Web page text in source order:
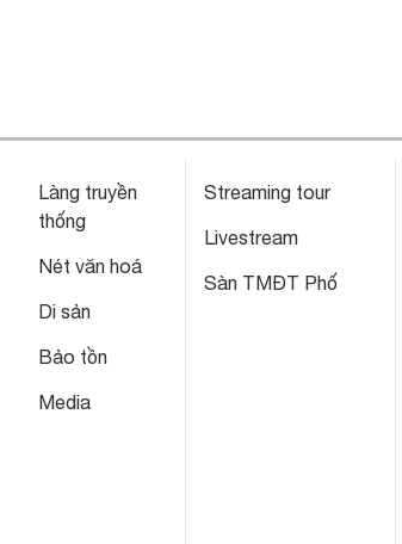
Làng truyền
thống
Nét văn hoá
Di sản
Bảo tồn
Media
Streaming tour
Livestream
Sàn TMĐT Phố